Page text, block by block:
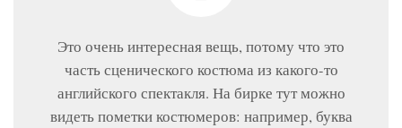
Это очень интересная вещь, потому что это
часть сценического костюма из какого-то
английского спектакля. На бирке тут можно
видеть пометки костюмеров: например, буква